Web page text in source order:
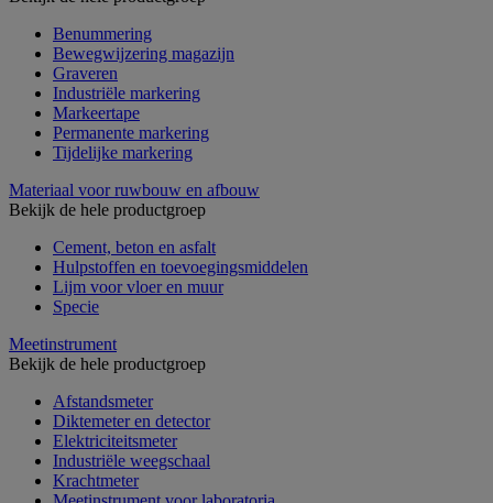
Benummering
Bewegwijzering magazijn
Graveren
Industriële markering
Markeertape
Permanente markering
Tijdelijke markering
Materiaal voor ruwbouw en afbouw
Bekijk de hele productgroep
Cement, beton en asfalt
Hulpstoffen en toevoegingsmiddelen
Lijm voor vloer en muur
Specie
Meetinstrument
Bekijk de hele productgroep
Afstandsmeter
Diktemeter en detector
Elektriciteitsmeter
Industriële weegschaal
Krachtmeter